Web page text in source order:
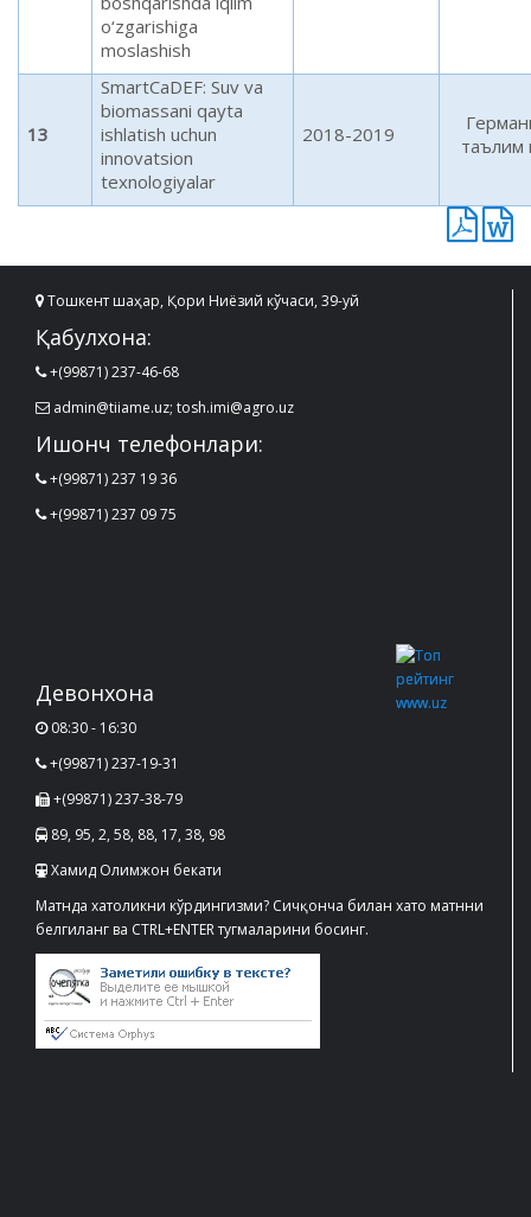
o‘zgarishiga
moslashish
13
SmartCaDEF: Suv va
biomassani qayta
ishlatish uchun
innovatsion
texnologiyalar
2018-2019
таълим
Тошкент шаҳар, Қори Ниёзий кўчаси, 39-уй
Қабулхона:
+(99871) 237-46-68
admin@tiiame.uz; tosh.imi@agro.uz
Ишонч телефонлари:
+(99871) 237 19 36
+(99871) 237 09 75
Девонхона
08:30 - 16:30
+(99871) 237-19-31
+(99871) 237-38-79
89, 95, 2, 58, 88, 17, 38, 98
Хамид Олимжон бекати
Матнда хатоликни кўрдингизми? Сичқонча билан хато матнни
белгиланг ва CTRL+ENTER тугмаларини босинг.